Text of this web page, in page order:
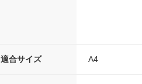
適合サイズ A4